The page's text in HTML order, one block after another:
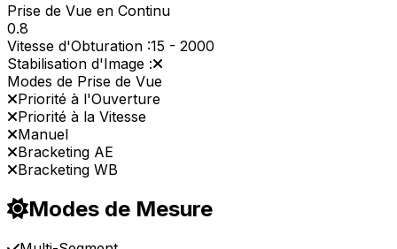
Prise de Vue en Continu
0.8
Vitesse d'Obturation :15 - 2000
Stabilisation d'Image :
Modes de Prise de Vue
Priorité à l'Ouverture
Priorité à la Vitesse
Manuel
Bracketing AE
Bracketing WB
Modes de Mesure